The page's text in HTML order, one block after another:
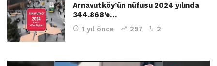
Arnavutköy’ün nüfusu 2024 yılında
344.868’e…
1 yıl önce 297 2